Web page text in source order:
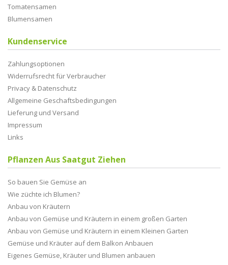
Tomatensamen
Blumensamen
Kundenservice
Zahlungsoptionen
Widerrufsrecht für Verbraucher
Privacy & Datenschutz
Allgemeine Geschaftsbedingungen
Lieferung und Versand
Impressum
Links
Pflanzen Aus Saatgut Ziehen
So bauen Sie Gemüse an
Wie züchte ich Blumen?
Anbau von Kräutern
Anbau von Gemüse und Kräutern in einem großen Garten
Anbau von Gemüse und Kräutern in einem Kleinen Garten
Gemüse und Kräuter auf dem Balkon Anbauen
Eigenes Gemüse, Kräuter und Blumen anbauen